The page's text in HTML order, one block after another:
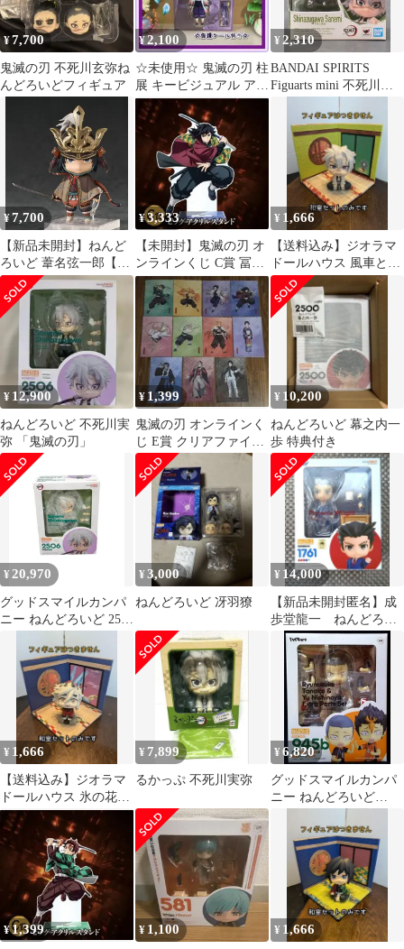
¥7,700
鬼滅の刃 不死川玄弥ね
んどろいどフィギュア
¥2,100
☆未使用☆ 鬼滅の刃 柱
展 キービジュアル アク
リルスタンド 胡蝶しの
ぶ
¥2,310
BANDAI SPIRITS
Figuarts mini 不死川実
¥7,700
【新品未開封】ねんど
ろいど 葦名弦一郎【箱
あり】【正規品】グッ
ドスマイルカンパニー
グッスマ GSC
¥3,333
【未開封】鬼滅の刃 オ
ンラインくじ C賞 冨岡
義勇 ビッグアクリルス
タンド⑳
¥ 1,666
【送料込み】ジオラマ
ドールハウス 風車とお
はぎの和室セット 中型
⑭
¥ 12,900
ねんどろいど 不死川実
弥 「鬼滅の刃」
¥ 1,399
鬼滅の刃 オンラインく
じ E賞 クリアファイル
2枚セット ほぼコンプ
11種
¥ 10,200
ねんどろいど 幕之内一
歩 特典付き
¥ 20,970
グッドスマイルカンパ
ニー ねんどろいど 2506
鬼滅の刃 不死川実弥 し
なずがわさねみ フィギ
ュア
¥3,000
ねんどろいど 冴羽獠
¥ 14,000
【新品未開封匿名】成
歩堂龍一 ねんどろい
¥ 1,666
【送料込み】ジオラマ
ドールハウス 氷の花と
扇の和室セット 中型 ③
¥ 7,899
るかっぷ 不死川実弥
¥6,820
グッドスマイルカンパ
ニー ねんどろいど
Orange Rouge 田中龍之
介&西谷夕拡張パーツ
セット 945b
¥1,399 ¥ 1,100 ¥ 1,666